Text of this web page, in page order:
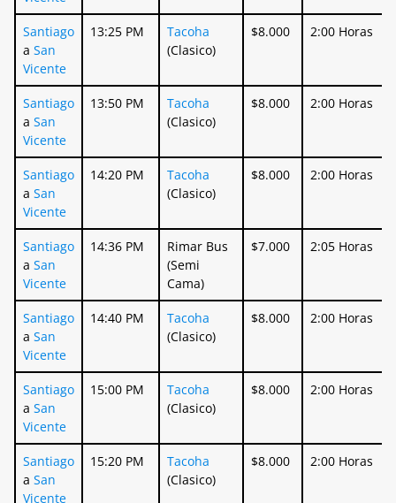
Santiago
a San
Vicente
13:25 PM
Tacoha
(Clasico)
$8.000 2:00 Horas
Santiago
a San
Vicente
13:50 PM
Tacoha
(Clasico)
$8.000 2:00 Horas
Santiago
a San
Vicente
14:20 PM
Tacoha
(Clasico)
$8.000 2:00 Horas
Santiago
a San
Vicente
14:36 PM
Rimar Bus
(Semi
Cama)
$7.000 2:05 Horas
Santiago
a San
Vicente
14:40 PM
Tacoha
(Clasico)
$8.000 2:00 Horas
Santiago
a San
Vicente
15:00 PM
Tacoha
(Clasico)
$8.000 2:00 Horas
Santiago
a San
Vicente
15:20 PM
Tacoha
(Clasico)
$8.000 2:00 Horas